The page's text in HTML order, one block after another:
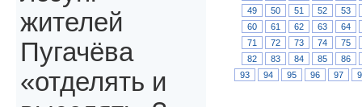
49
50 51 52
53
60
61 62 63
64
71
72 73 74
75
82
83 84 85
86
93
94 95 96 97
жителей
Пугачёва
«отделять и